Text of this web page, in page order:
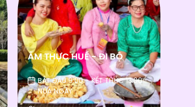
ẨM THỰC HUẾ - ĐI BỘ
BẮT ĐẦU 9:00 - KẾT THÚC 13:00
NỬA NGÀY